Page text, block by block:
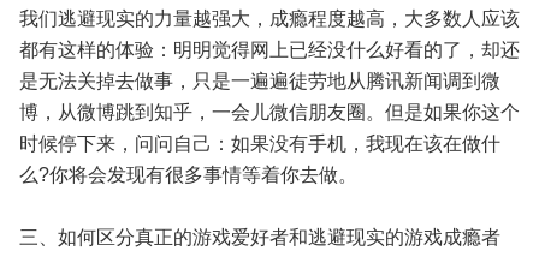
我们逃避现实的力量越强大，成瘾程度越高，大多数人应该
都有这样的体验：明明觉得网上已经没什么好看的了，却还
是无法关掉去做事，只是一遍遍徒劳地从腾讯新闻调到微
博，从微博跳到知乎，一会儿微信朋友圈。但是如果你这个
时候停下来，问问自己：如果没有手机，我现在该在做什
么?你将会发现有很多事情等着你去做。
三、如何区分真正的游戏爱好者和逃避现实的游戏成瘾者